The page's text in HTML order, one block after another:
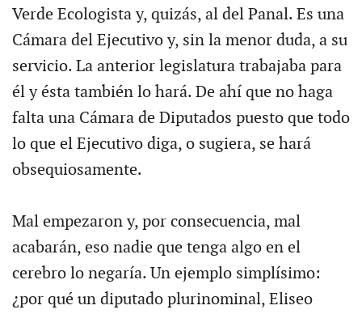
Verde Ecologista y, quizás, al del Panal. Es una
Cámara del Ejecutivo y, sin la menor duda, a su
servicio. La anterior legislatura trabajaba para
él y ésta también lo hará. De ahí que no haga
falta una Cámara de Diputados puesto que todo
lo que el Ejecutivo diga, o sugiera, se hará
obsequiosamente.
Mal empezaron y, por consecuencia, mal
acabarán, eso nadie que tenga algo en el
cerebro lo negaría. Un ejemplo simplísimo:
¿por qué un diputado plurinominal, Eliseo